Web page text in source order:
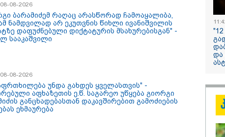
რამდენჯერმე
გათიშვასთან
დაკავშირებით?
08-2026
ბარამიძემ რაღაც არასწორად ჩამოაყალიბა,
ნამდვილად არ ეკუთვნის წიხლი ივანიშვილის
დაფუძნებული დიქტატურის მსახურებისგან" -
სააკაშვილი
08-2026
უნდა გახდეს ყველასთვის" -
აფხაზეთის ე.წ. საგარეო უწყება გიორგი
განცხადებასთან დაკავშირებით გამოძიების
ეხმაურება
და